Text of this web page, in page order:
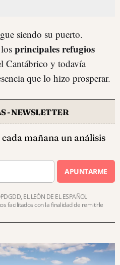
siendo su puerto.
principales refugios
Cantábrico y todavía
que lo hizo prosperar.
- NEWSLETTER
mañana un análisis
APUNTARME
EL LEÓN DE EL ESPAÑOL
facilitados con la finalidad de remitirle